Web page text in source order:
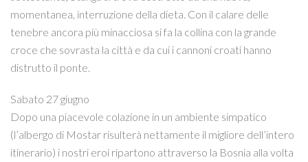
momentanea, interruzione della dieta. Con il calare delle
tenebre ancora più minacciosa si fa la collina con la grande
croce che sovrasta la città e da cui i cannoni croati hanno
distrutto il ponte.
Sabato 27 giugno
Dopo una piacevole colazione in un ambiente simpatico
(l’albergo di Mostar risulterà nettamente il migliore dell’intero
itinerario) i nostri eroi ripartono attraverso la Bosnia alla volta